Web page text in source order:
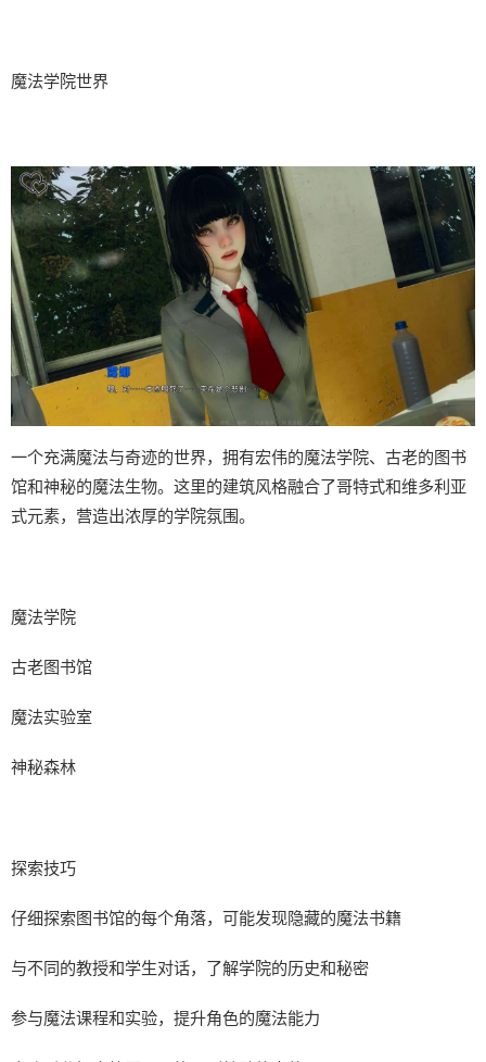
魔法学院世界
一个充满魔法与奇迹的世界，拥有宏伟的魔法学院、古老的图书
馆和神秘的魔法生物。这里的建筑风格融合了哥特式和维多利亚
式元素，营造出浓厚的学院氛围。
魔法学院
古老图书馆
魔法实验室
神秘森林
探索技巧
仔细探索图书馆的每个角落，可能发现隐藏的魔法书籍
与不同的教授和学生对话，了解学院的历史和秘密
参与魔法课程和实验，提升角色的魔法能力